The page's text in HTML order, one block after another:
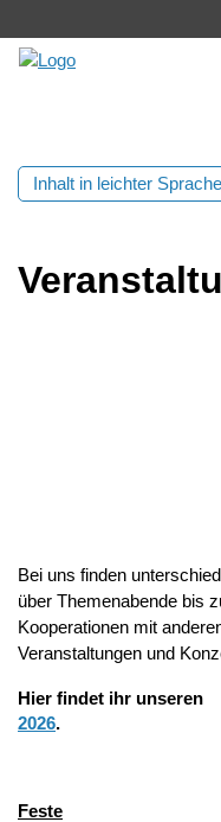
Inhalt in leichter Sprache
Bei uns finden
über Themenabende bis
Kooperationen mit
Veranstaltungen und
Hier findet ihr unseren
2026.
Feste